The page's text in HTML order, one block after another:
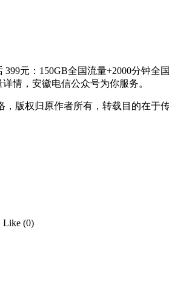
399元：150GB全国流量+2000分钟
情，安徽电信公众号为你服务。
版权归原作者所有，转载目的在
Like (0)